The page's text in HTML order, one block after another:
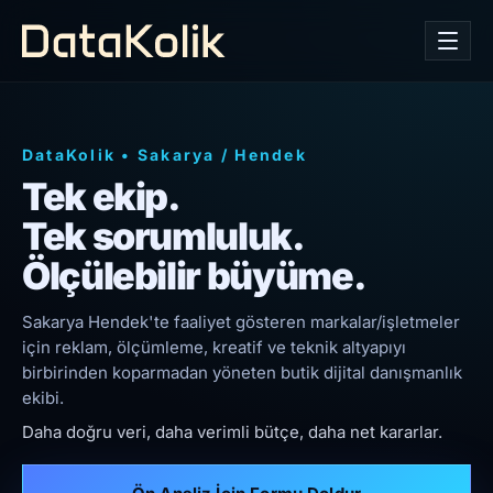
DataKolik • Sakarya / Hendek
Tek ekip.
Tek sorumluluk.
Ölçülebilir büyüme.
Sakarya Hendek'te faaliyet gösteren markalar/işletmeler
için reklam, ölçümleme, kreatif ve teknik altyapıyı
birbirinden koparmadan yöneten butik dijital danışmanlık
ekibi.
Daha doğru veri, daha verimli bütçe, daha net kararlar.